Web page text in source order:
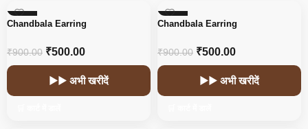
-44%
Chandbala Earring
₹900.00 ₹500.00
▶▶ अभी खरीदें
-44%
Chandbala Earring
₹900.00 ₹500.00
▶▶ अभी खरीदें